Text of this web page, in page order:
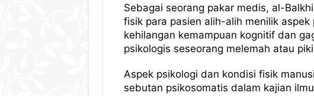
Sebagai seorang pakar medis, al-
fisik para pasien alih-alih menilik
kehilangan kemampuan kognitif dan
psikologis seseorang melemah atau
Aspek psikologi dan kondisi fisik
sebutan psikosomatis dalam kajian